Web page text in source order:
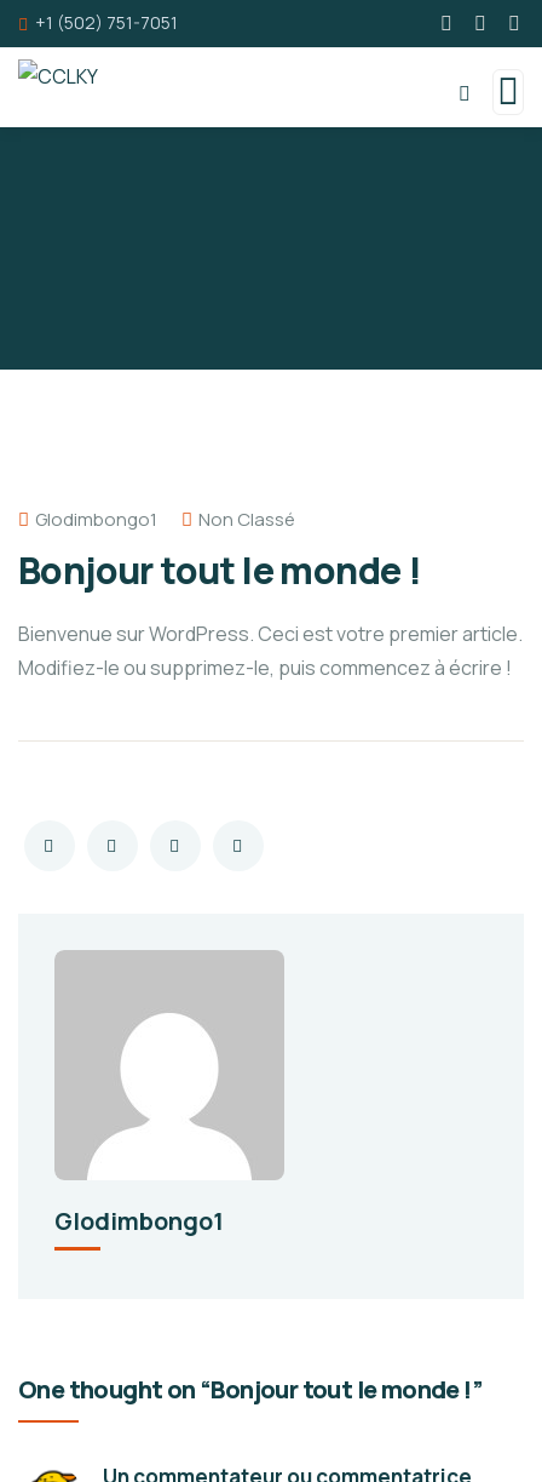
+1 (502) 751-7051
Glodimbongo1 Non Classé
Bonjour tout le monde !
Bienvenue sur WordPress. Ceci est votre premier article.
Modifiez-le ou supprimez-le, puis commencez à écrire !
Glodimbongo1
One thought on “Bonjour tout le monde !”